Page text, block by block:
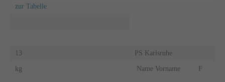
zur Tabelle
13 PS Karlsruhe
kg Name Vorname F